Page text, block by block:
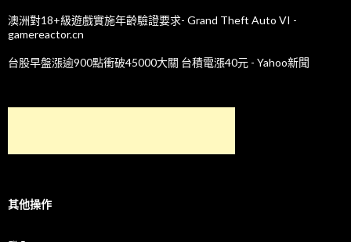
澳洲對18+級遊戲實施年齡驗證要求- Grand Theft Auto VI -
gamereactor.cn
台股早盤漲逾900點衝破45000大關 台積電漲40元 - Yahoo新聞
其他操作